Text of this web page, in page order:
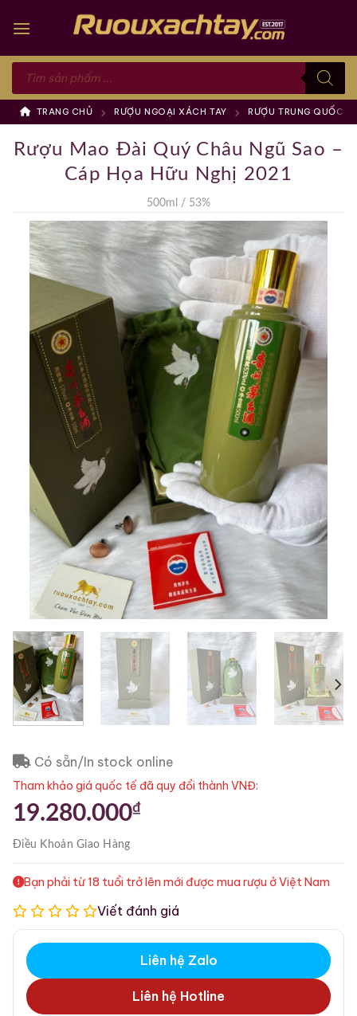
Tìm
kiếm
phẩm
TRANG CHỦ RƯỢU NGOẠI XÁCH TAY RƯỢU TRUNG QUỐC
Rượu Mao Đài Quý Châu Ngũ Sao –
Cáp Họa Hữu Nghị 2021
500ml / 53%
Có sẵn/In stock online
Tham khảo giá quốc tế đã quy đổi thành VNĐ:
19.280.000₫
Điều KhoảnGiao Hàng
Bạn phải từ 18 tuổi trở lên mới được mua rượu ở Việt Nam
Viết đánh giá
Liên hệ Zalo
Liên hệ Hotline